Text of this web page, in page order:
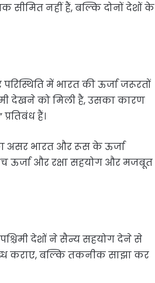
नहीं हैं, बल्कि दोनों देशों के
में भारत की ऊर्जा जरूरतों
देखने को मिली है, उसका कारण
हैं।
असर भारत और रूस के ऊर्जा
ऊर्जा और रक्षा सहयोग और मजबूत
देशों ने सैन्य सहयोग देने से
कराए, बल्कि तकनीक साझा कर